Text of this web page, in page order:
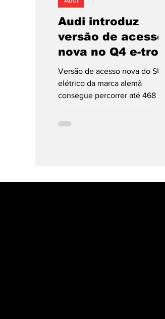
Audi introduz
versão de acesso
nova no Q4 e-tron
Versão de acesso nova do SUV
elétrico da marca alemã
consegue percorrer até 468 km
52 kWh de capacidade, na...